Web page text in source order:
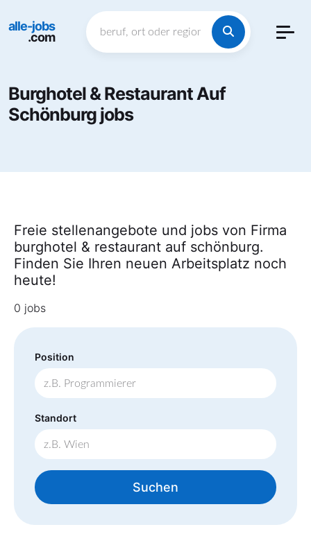
alle-jobs
.com
Burghotel & Restaurant Auf
Schönburg jobs
Freie stellenangebote und jobs von Firma
burghotel & restaurant auf schönburg.
Finden Sie Ihren neuen Arbeitsplatz noch
heute!
0 jobs
Position
Standort
Suchen